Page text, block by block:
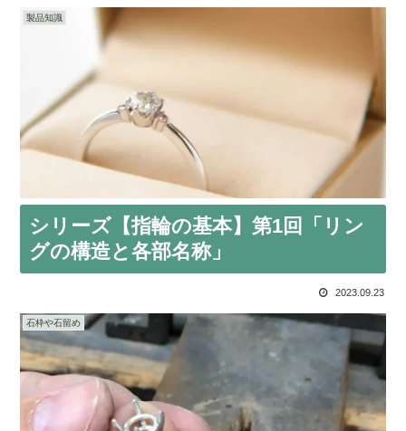
製品知識
シリーズ【指輪の基本】第1回「リン
グの構造と各部名称」
2023.09.23
石枠や石留め